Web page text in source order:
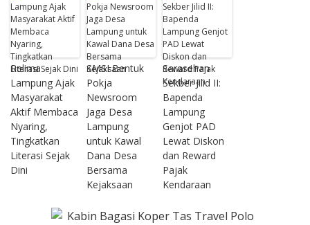
Relima
Lampung Ajak
Masyarakat
Aktif Membaca
Nyaring,
Tingkatkan
Literasi Sejak
Dini
SMSI Bentuk
Pokja
Newsroom
Jaga Desa
Lampung
untuk Kawal
Dana Desa
Bersama
Kejaksaan
Sarasehan
Sekber Jilid II:
Bapenda
Lampung
Genjot PAD
Lewat Diskon
dan Reward
Pajak
Kendaraan